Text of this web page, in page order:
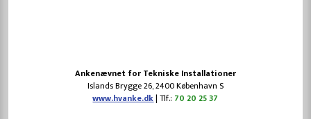
​Ankenævnet for Tekniske Installationer
​Islands Brygge 26, 2400 København S
www.hvanke.dk| Tlf.: 70 20 25 37